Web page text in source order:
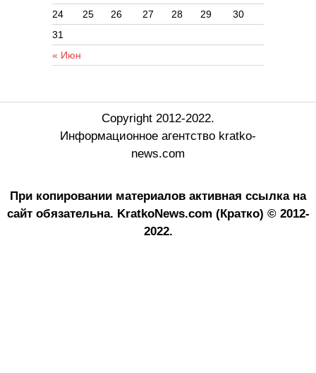
« Июн
24
25 26 27 28 29
30
31
Copyright 2012-2022.
Информационное агентство kratko-
news.com
При копировании материалов активная ссылка на
сайт обязательна. KratkoNews.com (Кратко) © 2012-
2022.